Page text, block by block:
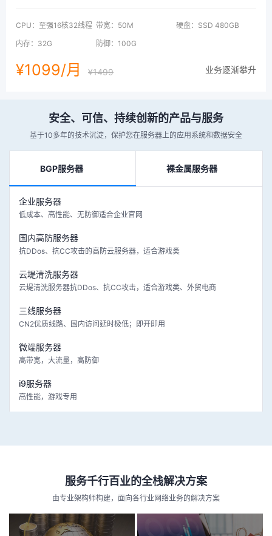
CPU：至强16核32线程 带宽：50M
硬盘：SSD 480GB
内存：32G
防御：100G
¥1099/月 ¥1499 业务逐渐攀升
安全、可信、持续创新的产品与服务
基于10多年的技术沉淀，保护您在服务器上的应用系统和数据安全
BGP服务器 裸金属服务器
企业服务器
低成本、高性能、无防御适合企业官网
国内高防服务器
抗DDos、抗CC攻击的高防云服务器，适合游戏类
云堤清洗服务器
云堤清洗服务器抗DDos、抗CC攻击，适合游戏类、外贸电商
三线服务器
CN2优质线路、国内访问延时极低；即开即用
微端服务器
高带宽，大流量，高防御
i9服务器
高性能，游戏专用
服务千行百业的全栈解决方案
由专业架构师构建，面向各行业网络业务的解决方案